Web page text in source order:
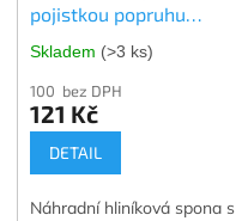
pojistkou popruhu
Skladem (>3 ks)
100 bez DPH
121 Kč
DETAIL
Náhradní hliníková spona s